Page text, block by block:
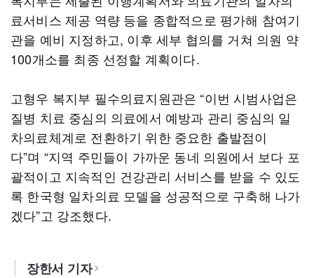
료서비스 제공 역량 등을 종합적으로 평가해 참여기
관을 예비 지정하고, 이후 세부 협의를 거쳐 의원 약
100개소를 최종 선정할 계획이다.
고형우 복지부 필수의료지원관은 “이번 시범사업은
질병 치료 중심의 의료에서 예방과 관리 중심의 일
차의료체계로 전환하기 위한 중요한 출발점이
다”며 “지역 주민들이 가까운 동네 의원에서 보다 포
괄적이고 지속적인 건강관리 서비스를 받을 수 있도
록 한국형 일차의료 모델을 성공적으로 구축해 나가
겠다”고 강조했다.
장한서 기자